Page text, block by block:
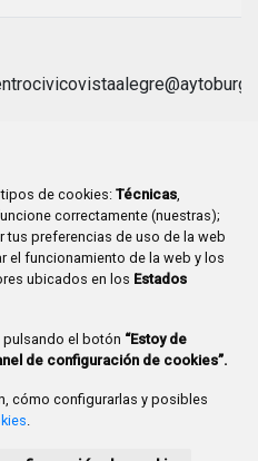
de cookies: Técnicas,
correctamente (nuestras);
tus preferencias de uso de la web
el funcionamiento de la web y los
ubicados en los Estados
el botón “Estoy de
de configuración de cookies”.
cómo configurarlas y posibles
.
- 09071BURGOS
CIF:P-0906100-C
Y SUGERENCIAS
WEB
AVISO LEGAL
BURGOS